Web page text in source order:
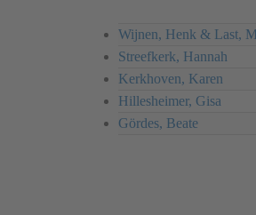
Wijnen, Henk & Last,
Streefkerk, Hannah
Kerkhoven, Karen
Hillesheimer, Gisa
Gördes, Beate